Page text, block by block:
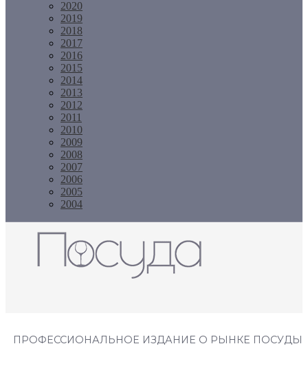
2020
2019
2018
2017
2016
2015
2014
2013
2012
2011
2010
2009
2008
2007
2006
2005
2004
ПРОФЕССИОНАЛЬНОЕ ИЗДАНИЕ О РЫНКЕ ПОСУДЫ